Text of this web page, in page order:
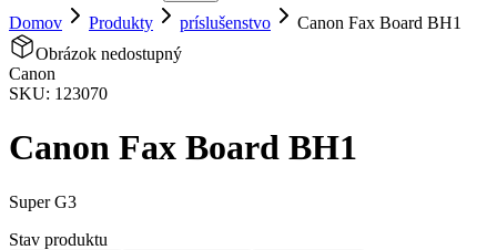
Domov Produkty príslušenstvo
Canon Fax Board BH1
Obrázok nedostupný
Canon
SKU: 123070
Canon Fax Board BH1
Super G3
Stav produktu